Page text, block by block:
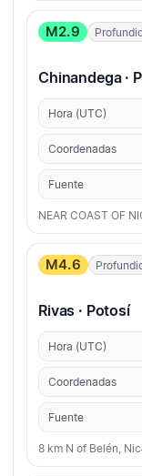
M2.9
Chinandega ·
Hora (UTC)
Coordenadas
Fuente
NEAR COAST OF
M4.6
Rivas · Potosí
Hora (UTC)
Coordenadas
Fuente
8 km N of Belén,